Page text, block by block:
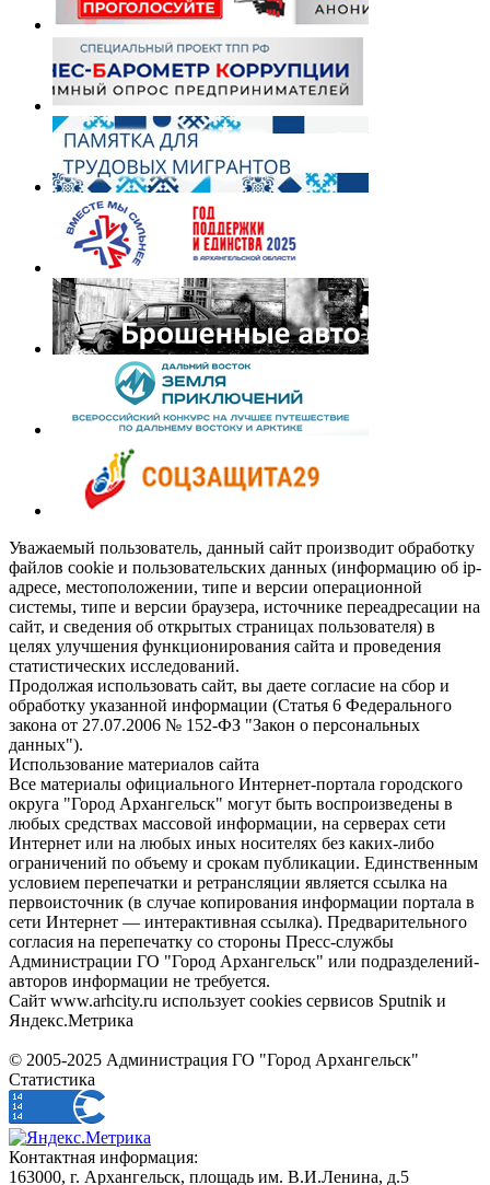
Уважаемый пользователь, данный сайт производит обработку
файлов cookie и пользовательских данных (информацию об ip-
адресе, местоположении, типе и версии операционной
системы, типе и версии браузера, источнике переадресации на
сайт, и сведения об открытых страницах пользователя) в
целях улучшения функционирования сайта и проведения
статистических исследований.
Продолжая использовать сайт, вы даете согласие на сбор и
обработку указанной информации (Статья 6 Федерального
закона от 27.07.2006 № 152-ФЗ "Закон о персональных
данных").
Использование материалов сайта
Все материалы официального Интернет-портала городского
округа "Город Архангельск" могут быть воспроизведены в
любых средствах массовой информации, на серверах сети
Интернет или на любых иных носителях без каких-либо
ограничений по объему и срокам публикации. Единственным
условием перепечатки и ретрансляции является ссылка на
первоисточник (в случае копирования информации портала в
сети Интернет — интерактивная ссылка). Предварительного
согласия на перепечатку со стороны Пресс-службы
Администрации ГО "Город Архангельск" или подразделений-
авторов информации не требуется.
Сайт www.arhcity.ru использует cookies сервисов Sputnik и
Яндекс.Метрика
© 2005-2025 Администрация ГО "Город Архангельск"
Статистика
Контактная информация:
163000, г. Архангельск, площадь им. В.И.Ленина, д.5